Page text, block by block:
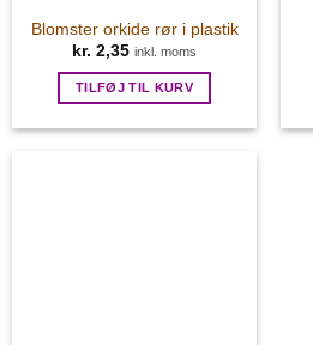
Blomster orkide rør i plastik
kr. 2,35 inkl. moms
TILFØJ TIL KURV